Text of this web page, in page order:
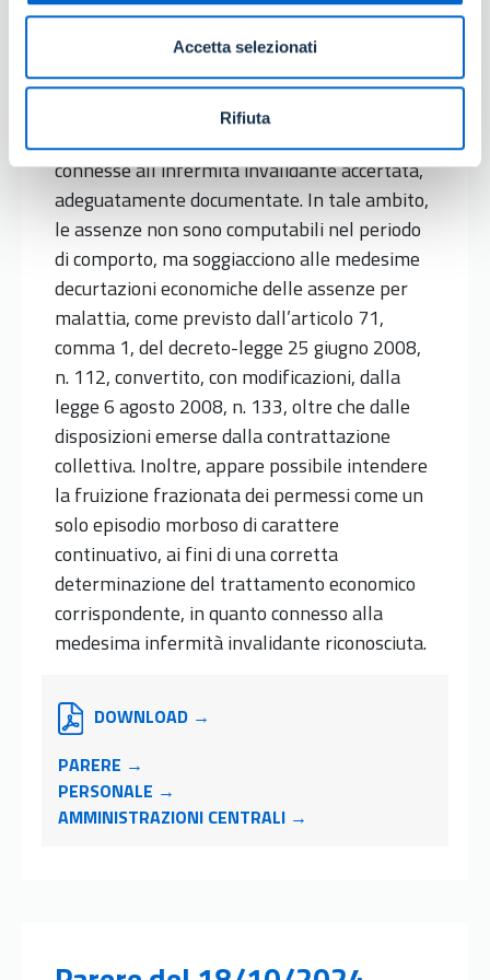
Accetta selezionati
Rifiuta
che il congedo per cure, fruibile sia in maniera
continuativa che frazionata, sia riferito ad
uno stato invalidante riconosciuto e
documentato. Quest’ultimo consente agli
aventi diritto di sottoporsi a cure necessarie
connesse all’infermità invalidante accertata,
adeguatamente documentate. In tale ambito,
le assenze non sono computabili nel periodo
di comporto, ma soggiacciono alle medesime
decurtazioni economiche delle assenze per
malattia, come previsto dall’articolo 71,
comma 1, del decreto-legge 25 giugno 2008,
n. 112, convertito, con modificazioni, dalla
legge 6 agosto 2008, n. 133, oltre che dalle
disposizioni emerse dalla contrattazione
collettiva. Inoltre, appare possibile intendere
la fruizione frazionata dei permessi come un
solo episodio morboso di carattere
continuativo, ai fini di una corretta
determinazione del trattamento economico
corrispondente, in quanto connesso alla
medesima infermità invalidante riconosciuta.
DOWNLOAD →
PARERE →
PERSONALE →
AMMINISTRAZIONI CENTRALI →